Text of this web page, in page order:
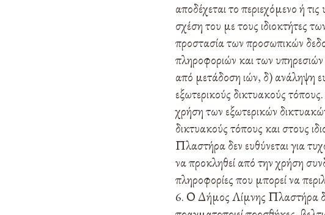
αποδέχεται το περιεχόμενο ή
σχέση του με τους ιδιοκτήτες
προστασία των προσωπικών
πληροφοριών και των
από μετάδοση ιών, δ) ανάληψη
εξωτερικούς δικτυακούς
χρήση των εξωτερικών
δικτυακούς τόπους και στους
Πλαστήρα δεν ευθύνεται για
να προκληθεί από την χρήση
πληροφορίες που μπορεί να
Ο Δήμος Λίμνης Πλαστήρα